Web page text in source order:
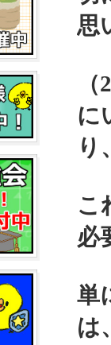
思
に
り
こ
必
単
は